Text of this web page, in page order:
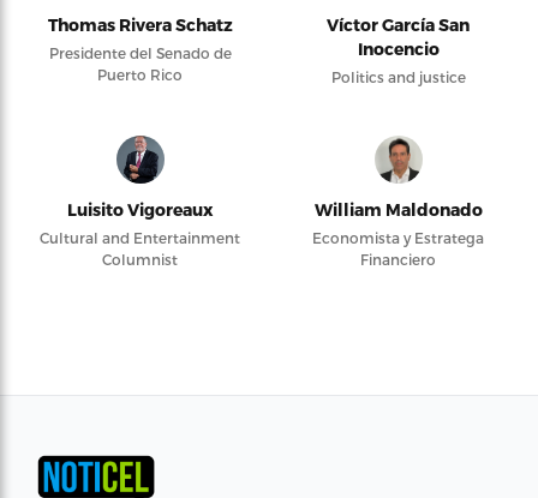
Thomas Rivera Schatz
Presidente del Senado de
Puerto Rico
Víctor García San
Inocencio
Politics and justice
Luisito Vigoreaux
Cultural and Entertainment
Columnist
William Maldonado
Economista y Estratega
Financiero